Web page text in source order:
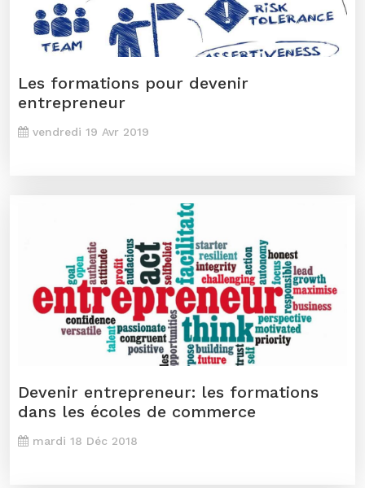
Les formations pour devenir
entrepreneur
vendredi 19 Avr 2019
Devenir entrepreneur: les formations
dans les écoles de commerce
mardi 18 Déc 2018